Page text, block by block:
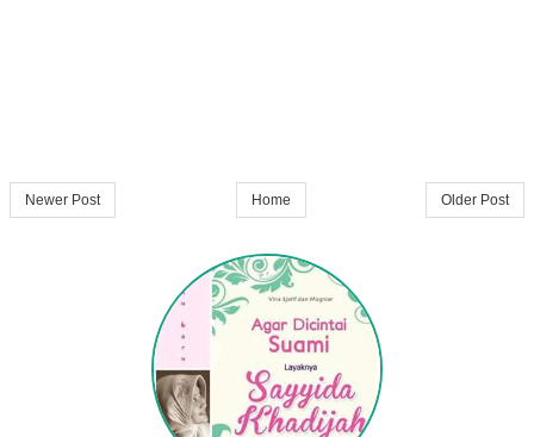
Newer Post Older Post
Home